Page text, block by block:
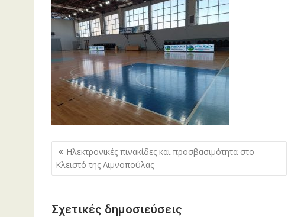
Πλοήγηση
άρθρων
Ηλεκτρονικές πινακίδες και προσβασιμότητα στο
Κλειστό της Λιμνοπούλας
Σχετικές δημοσιεύσεις